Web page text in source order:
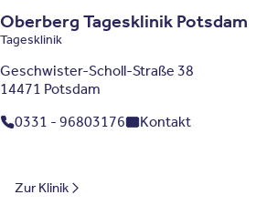
Oberberg Tagesklinik Potsdam
Tagesklinik
Geschwister-Scholl-Straße 38
14471 Potsdam
0331 - 96803176
Kontakt
Zur Klinik
Brandenburg